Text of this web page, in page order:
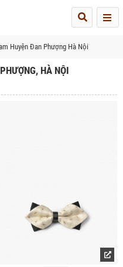
Huyện Đan Phượng Hà Nội
HÀ NỘI